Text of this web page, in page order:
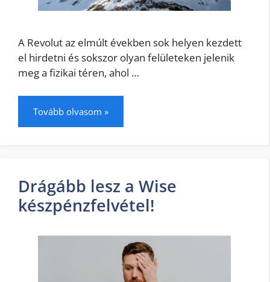
A Revolut az elmúlt években sok helyen kezdett
el hirdetni és sokszor olyan felületeken jelenik
meg a fizikai téren, ahol …
Tovább olvasom »
Drágább lesz a Wise
készpénzfelvétel!